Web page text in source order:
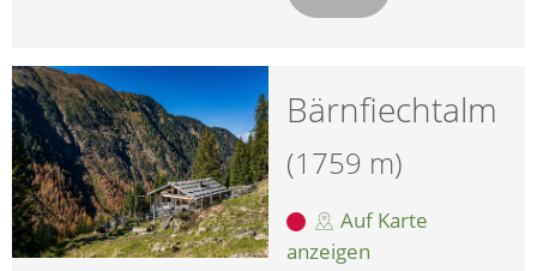
Bärnfiechtalm
(1759 m)
Auf Karte
anzeigen